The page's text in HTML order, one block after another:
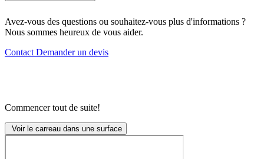
Avez-vous des questions ou souhaitez-vous plus d'informations ?
Nous sommes heureux de vous aider.
Contact Demander un devis
Commencer tout de suite!
Voir le carreau dans une surface